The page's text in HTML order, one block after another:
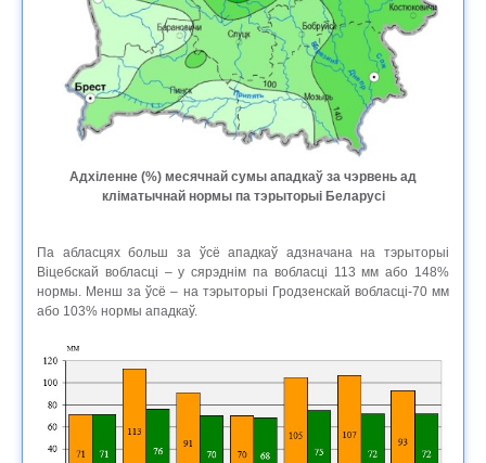
Адхіленне (%) месячнай сумы ападкаў за чэрвень ад
кліматычнай нормы па тэрыторыі Беларусі
Па абласцях больш за ўсё ападкаў адзначана на тэрыторыі
Віцебскай вобласці – у сярэднім па вобласці 113 мм або 148%
нормы. Менш за ўсё – на тэрыторыі Гродзенскай вобласці-70 мм
або 103% нормы ападкаў.